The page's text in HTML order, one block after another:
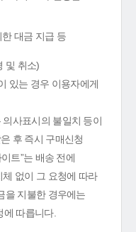
대금 지급 등
및 취소)
있는 경우 이용자에게
사표시의 불일치 등이
후 즉시 구매신청
트”는 배송 전에
없이 그 요청에 따라
을 지불한 경우에는
따릅니다.